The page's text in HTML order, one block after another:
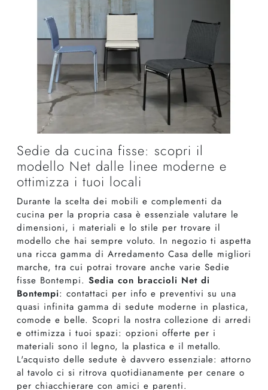
Sedie da cucina fisse: scopri il
modello Net dalle linee moderne e
ottimizza i tuoi locali
Durante la scelta dei mobili e complementi da
cucina per la propria casa è essenziale valutare le
dimensioni, i materiali e lo stile per trovare il
modello che hai sempre voluto. In negozio ti aspetta
una ricca gamma di Arredamento Casa delle migliori
marche, tra cui potrai trovare anche varie Sedie
fisse Bontempi. Sedia con braccioli Net di
Bontempi: contattaci per info e preventivi su una
quasi infinita gamma di sedute moderne in plastica,
comode e belle. Scopri la nostra collezione di arredi
e ottimizza i tuoi spazi: opzioni offerte per i
materiali sono il legno, la plastica e il metallo.
L'acquisto delle sedute è davvero essenziale: attorno
al tavolo ci si ritrova quotidianamente per cenare o
per chiacchierare con amici e parenti.